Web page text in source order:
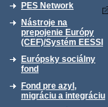
PES Network
Nástroje na
prepojenie Európy
(CEF)/Systém EESSI
Európsky sociálny
fond
Fond pre azyl,
migráciu a integráciu